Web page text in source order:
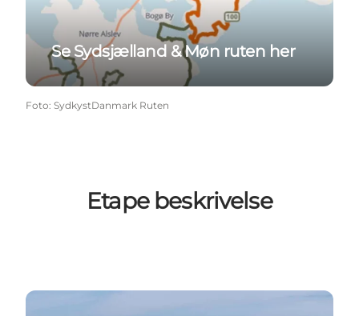
Se Sydsjælland & Møn ruten her
Foto: SydkystDanmark Ruten
Etape beskrivelse